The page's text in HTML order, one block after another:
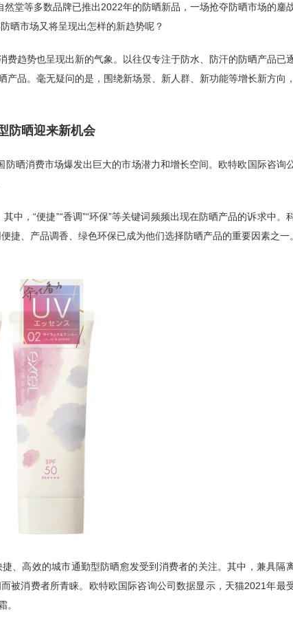
堂等多数品牌已推出2022年的防晒新品，一场抢夺防晒市场的鏖
晒市场又将呈现出怎样的新趋势呢？
趋势也呈现出新的气象。以往仅专注于防水、防汗的防晒产品已
品。毫无疑问的是，围绕新场景、新人群、新功能等增长新方向
防晒迎来新机会
晒消费市场爆发出巨大的市场潜力和增长空间。欧特欧国际咨询
中，“便捷”“香调”“环保”等关键词频频出现在防晒产品的诉求中。
捷、产品调香、绿色环保已成为他们选择防晒产品的重要因素之一
、高效的城市通勤型防晒愈发受到消费者的关注。其中，兼具隔
被消费者所青睐。欧特欧国际咨询公司数据显示，天猫2021年最
。